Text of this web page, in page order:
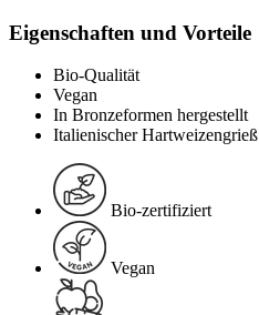
Eigenschaften und Vorteile
Bio-Qualität
Vegan
In Bronzeformen hergestellt
Italienischer Hartweizengrieß
Bio-zertifiziert
Vegan